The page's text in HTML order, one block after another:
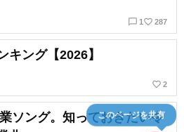
chat_bubble_outline 1 favorite_border 287
キング【2026】
favorite_border 2
ソング。知っておきたい令
このページを共有